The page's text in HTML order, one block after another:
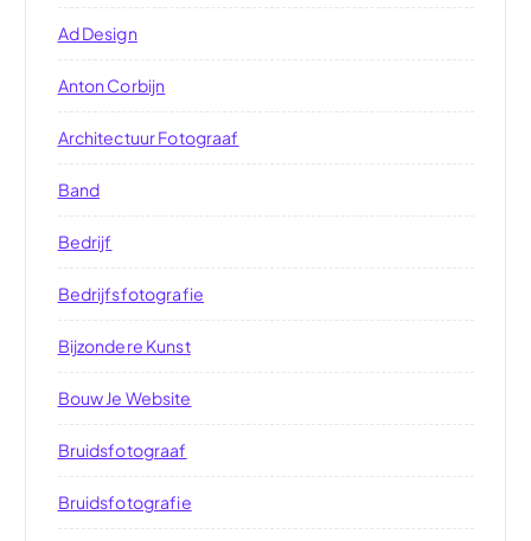
Ad Design
Anton Corbijn
Architectuur Fotograaf
Band
Bedrijf
Bedrijfsfotografie
Bijzondere Kunst
Bouw Je Website
Bruidsfotograaf
Bruidsfotografie